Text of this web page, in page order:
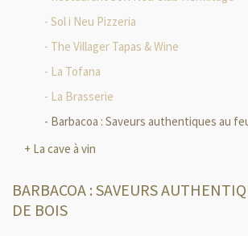
Sol i Neu Pizzeria
The Villager Tapas & Wine
La Tofana
La Brasserie
Barbacoa : Saveurs authentiques au
La cave à vin
BARBACOA : SAVEURS
DE BOIS